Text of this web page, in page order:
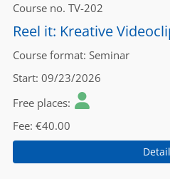
Course no. TV-202
Reel it: Kreative
Course format Seminar
Start 09/23/2026
Free places
Fee €40.00